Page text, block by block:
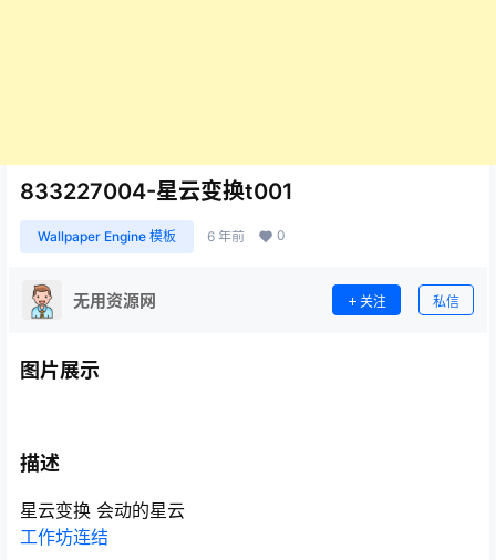
833227004-星云变换t001
Wallpaper Engine 模板 6 年前 0
无用资源网 关注 私信
图片展示
描述
星云变换 会动的星云
工作坊连结